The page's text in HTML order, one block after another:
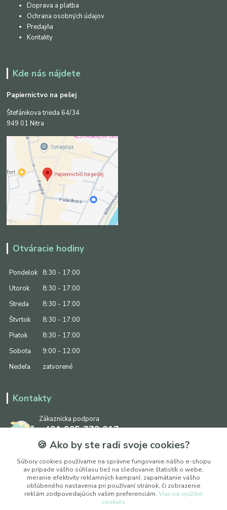
Doprava a platba
Ochrana osobných údajov
Predajňa
Kontakty
Kde nás nájdete
Papiernictvo na pešej
Štefánikova trieda 64/34
949 01 Nitra
Otváracie hodiny
Pondelok
8:30 - 17:00
Utorok
8:30 - 17:00
Streda
8:30 - 17:00
Štvrtok
8:30 - 17:00
Piatok
8:30 - 17:00
Sobota
9:00 - 12:00
Nedeľa
zatvorené
Kontakty
Zákaznícka podpora
+421 905 773 017
(Po-Pia, 8:30 - 17:00, So: 9:00 - 12:00)
info@ipapier.sk
🍪 Ako by ste radi svoje cookies?
Súbory cookies používame na správne fungovanie nášho e-shopu
av prípade vášho súhlasu tiež na sledovanie štatistík o webe,
meranie efektivity reklamných kampaní, zapamätanie vášho
obľúbeného nastavenia pri používaní stránok, či zobrazenie
reklám zodpovedajúcich vašim preferenciám. Viac na využitie
cookies